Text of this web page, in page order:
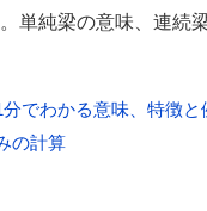
単純梁の意味、連続
でわかる意味、特徴
の計算